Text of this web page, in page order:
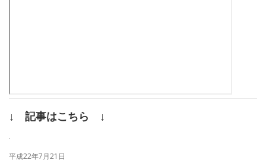
↓ 記事はこちら ↓
.
平成22年7月21日